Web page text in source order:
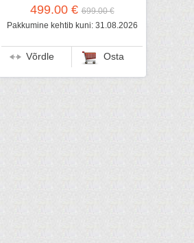
499.00 €699.00 €
Pakkumine kehtib kuni: 31.08.2026
Võrdle Osta